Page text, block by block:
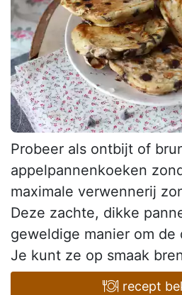
Probeer als ontbijt of
appelpannenkoeken
maximale verwennerij
Deze zachte, dikke
geweldige manier om de
Je kunt ze op smaak
recept